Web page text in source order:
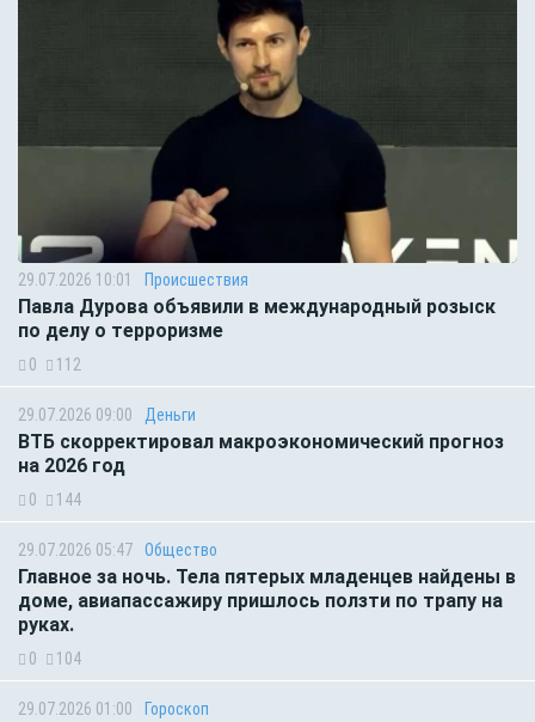
29.07.2026 10:01 Происшествия
Павла Дурова объявили в международный розыск
по делу о терроризме
0 112
29.07.2026 09:00 Деньги
ВТБ скорректировал макроэкономический прогноз
на 2026 год
0 144
29.07.2026 05:47 Общество
Главное за ночь. Тела пятерых младенцев найдены в
доме, авиапассажиру пришлось ползти по трапу на
руках.
0 104
29.07.2026 01:00 Гороскоп